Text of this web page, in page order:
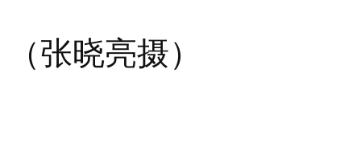
（张晓亮摄）